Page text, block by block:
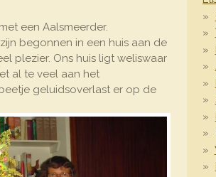
een Aalsmeerder.
begonnen in een huis aan de
plezier. Ons huis ligt weliswaar
al te veel aan het
geluidsoverlast er op de